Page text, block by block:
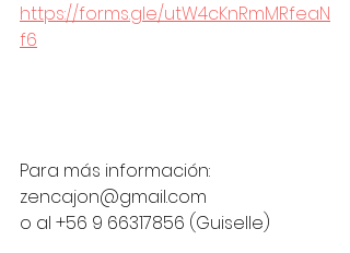
https://forms.gle/utW4cKnRmMRfeaN
f6
Para más información:
zencajon@gmail.com
o al +56 9 66317856 (Guiselle)